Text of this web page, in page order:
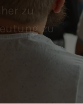
zu
zu